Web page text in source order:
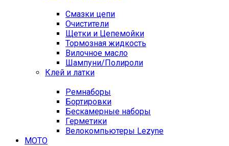
Смазки цепи
Очистители
Щетки и Цепемойки
Тормозная жидкость
Вилочное масло
Шампуни/Полироли
Клей и латки
Ремнаборы
Бортировки
Бескамерные наборы
Герметики
Велокомпьютеры Lezyne
МОТО